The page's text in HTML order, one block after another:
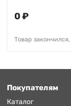
0 ₽
Товар закончился,
Покупателям
Каталог